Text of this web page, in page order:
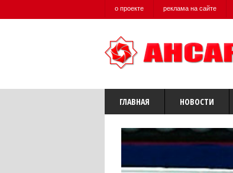
о проекте реклама на сайте
ГЛАВНАЯ НОВОСТИ